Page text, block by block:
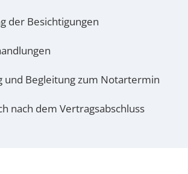
der Besichtigungen
und Begleitung zum Notartermin
nach dem Vertragsabschluss